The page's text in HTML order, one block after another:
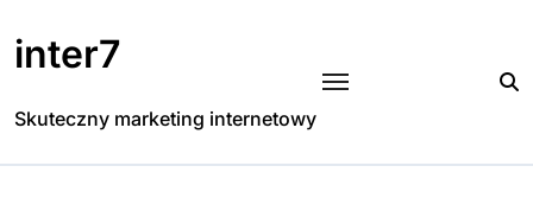
to
content
inter7
Skuteczny marketing internetowy